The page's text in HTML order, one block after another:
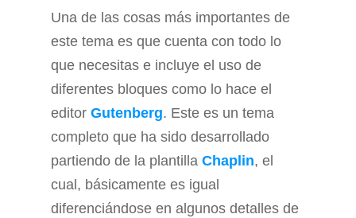
Una de las cosas más importantes de
este tema es que cuenta con todo lo
que necesitas e incluye el uso de
diferentes bloques como lo hace el
editor Gutenberg. Este es un tema
completo que ha sido desarrollado
partiendo de la plantilla Chaplin, el
cual, básicamente es igual
diferenciándose en algunos detalles de